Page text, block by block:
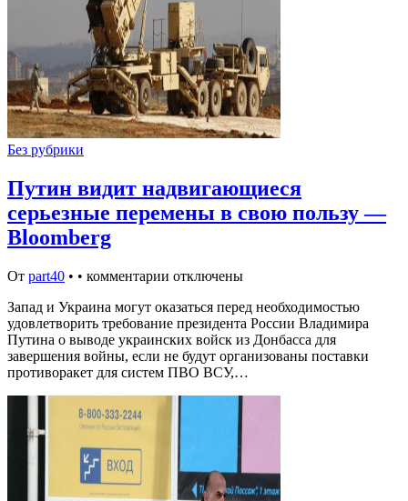
Без рубрики
Путин видит надвигающиеся
серьезные перемены в свою пользу —
Bloomberg
От part40 • • комментарии отключены
Запад и Украина могут оказаться перед необходимостью
удовлетворить требование президента России Владимира
Путина о выводе украинских войск из Донбасса для
завершения войны, если не будут организованы поставки
противоракет для систем ПВО ВСУ,…